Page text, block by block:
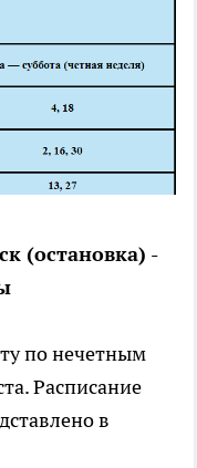
(остановка) -
по нечетным
Расписание
в